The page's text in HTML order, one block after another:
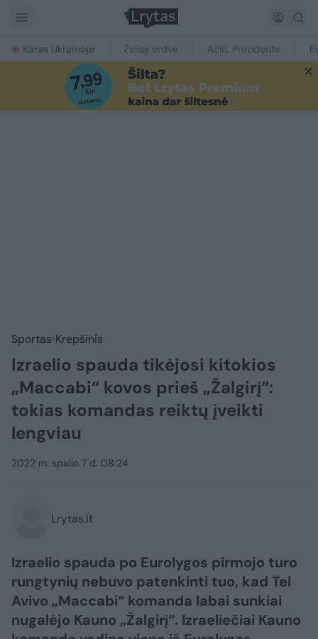
Karas Ukrainoje Žalioji erdvė Ačiū, Prezidente
Sportas Krepšinis
Izraelio spauda tikėjosi kitokios
„Maccabi“ kovos prieš „Žalgirį“:
tokias komandas reiktų įveikti
lengviau
2022 m. spalio 7 d. 08:24
Lrytas.lt
Izraelio spauda po Eurolygos pirmojo turo
rungtynių nebuvo patenkinti tuo, kad Tel
Avivo „Maccabi“ komanda labai sunkiai
nugalėjo Kauno „Žalgirį“. Izraeliečiai Kauno